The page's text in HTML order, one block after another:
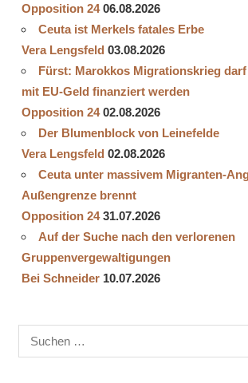
Opposition 24 06.08.2026
Ceuta ist Merkels fatales Erbe
Vera Lengsfeld 03.08.2026
Fürst: Marokkos Migrationskrieg
mit EU-Geld finanziert werden
Opposition 24 02.08.2026
Der Blumenblock von Leinefelde
Vera Lengsfeld 02.08.2026
Ceuta unter massivem Migranten-
Außengrenze brennt
Opposition 24 31.07.2026
Auf der Suche nach den verlorenen
Gruppenvergewaltigungen
Bei Schneider 10.07.2026
Suchen
nach: